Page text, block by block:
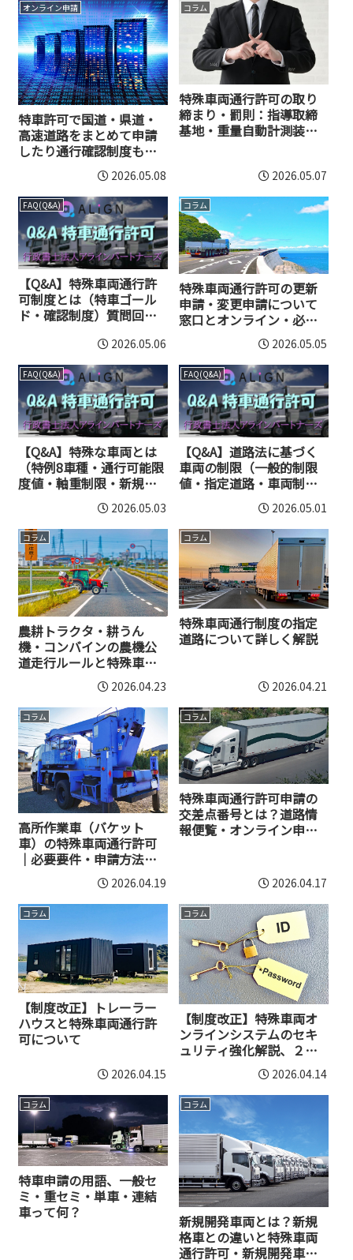
オンライン申請
特車許可で国道・県道・
高速道路をまとめて申請
したり通行確認制度もオ
ンライン申請できるの？
2026.05.08
コラム
特殊車両通行許可の取り
締まり・罰則：指導取締
基地・重量自動計測装置
2026.05.07
FAQ(Q&A)
【Q&A】特殊車両通行許
可制度とは（特車ゴール
ド・確認制度）質問回答
2026.05.06
コラム
特殊車両通行許可の更新
申請・変更申請について
窓口とオンライン・必要
書類・注意点など解説
2026.05.05
FAQ(Q&A)
【Q&A】特殊な車両とは
（特例8車種・通行可能限
度値・軸重制限・新規格
車など）質問回答集2026.05.03
FAQ(Q&A)
【Q&A】道路法に基づく
車両の制限（一般的制限
値・指定道路・車両制限
法令）質問回答集2026.05.01
コラム
農耕トラクタ・耕うん
機・コンバインの農機公
道走行ルールと特殊車両
通行許可について2026.04.23
コラム
特殊車両通行制度の指定
道路について詳しく解説
2026.04.21
コラム
高所作業車（バケット
車）の特殊車両通行許可
｜必要要件・申請方法・
注意点を完全解説2026.04.19
コラム
特殊車両通行許可申請の
交差点番号とは？道路情
報便覧・オンライン申
2026.04.17
コラム
【制度改正】トレーラー
ハウスと特殊車両通行許
可について
2026.04.15
コラム
【制度改正】特殊車両オ
ンラインシステムのセキ
ュリティ強化解説、２段
階認証・パスワード変更
2026.04.14
コラム
特車申請の用語、一般セ
ミ・重セミ・単車・連結
車って何？
コラム
新規開発車両とは？新規
格車との違いと特殊車両
通行許可・新規開発車両